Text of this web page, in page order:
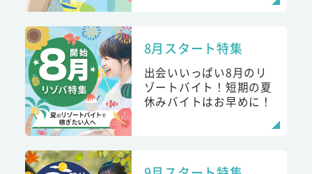
8月スタート特集
出会いいっぱい8月のリ
ゾートバイト！短期の夏
休みバイトはお早めに！